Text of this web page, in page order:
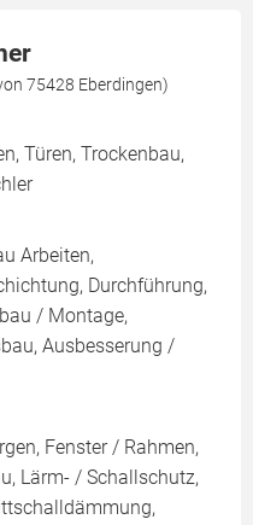
75428 Eberdingen)
Türen, Trockenbau,
Arbeiten,
Durchführung,
/ Montage,
Ausbesserung /
Fenster / Rahmen,
Lärm- / Schallschutz,